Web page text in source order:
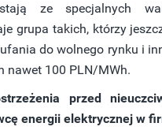
ze specjalnych
grupa takich, którzy
do wolnego rynku i
nawet 100 PLN/MWh.
przed
energii elektrycznej w